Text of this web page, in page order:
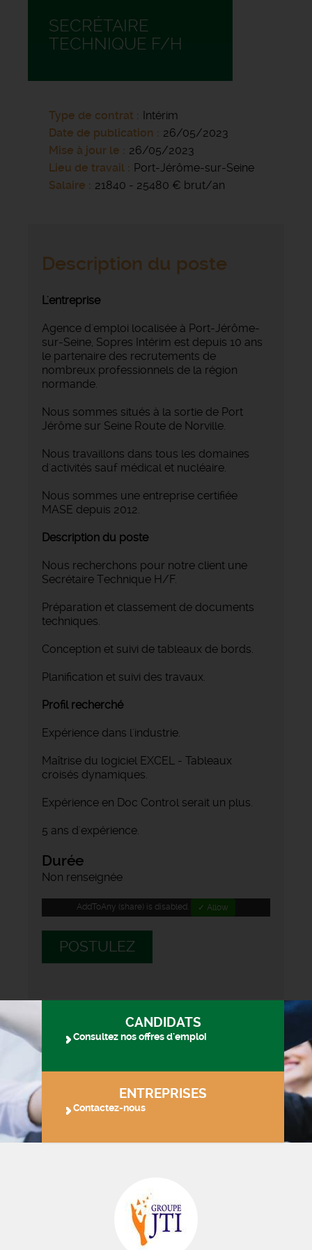
SECRÉTAIRE
TECHNIQUE F/H
Type de contrat
Intérim
Date de publication
26/05/2023
Mise à jour le
26/05/2023
Lieu de travail
Port-Jérôme-sur-Seine
Salaire
21840 - 25480 € brut/an
Description du poste
L'entreprise
Agence d'emploi localisée à Port-Jérôme-
sur-Seine, Sopres Intérim est depuis 10 ans
le partenaire des recrutements de
nombreux professionnels de la région
normande.
Nous sommes situés à la sortie de Port
Jérôme sur Seine Route de Norville.
Nous travaillons dans tous les domaines
d'activités sauf médical et nucléaire.
Nous sommes une entreprise certifiée
MASE depuis 2012.
Description du poste
Nous recherchons pour notre client une
Secrétaire Technique H/F.
Préparation et classement de documents
techniques.
Conception et suivi de tableaux de bords.
Planification et suivi des travaux.
Profil recherché
Expérience dans l'industrie.
Maîtrise du logiciel EXCEL - Tableaux
croisés dynamiques.
Expérience en Doc Control serait un plus.
5 ans d'expérience.
Durée
Non renseignée
AddToAny (share) is disabled. ✓ Allow
POSTULEZ
CANDIDATS
Consultez nos offres d'emploi
ENTREPRISES
Contactez-nous